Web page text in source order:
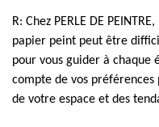
R: Chez PERLE DE
papier peint peut être
pour vous guider à chaque
compte de vos
de votre espace et des